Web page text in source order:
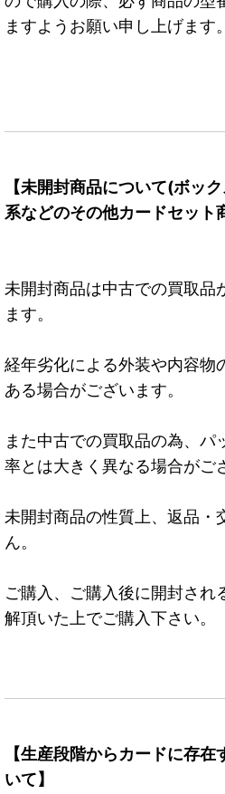
ますようお願い申し上げます。
【未開封商品について(ボッ
系などのその他カードセット
未開封商品は中古での買取品
ます。
経年劣化による外装や内容物
ある場合がございます。
また中古での買取品の為、パ
率とは大きく異なる場合がご
未開封商品の性質上、返品・
ん。
ご購入、ご購入後に開封され
解頂いた上でご購入下さい。
【生産段階からカードに存
いて】